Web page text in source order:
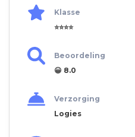
Klasse
⭐⭐⭐⭐
Beoordeling
😀 8.0
Verzorging
Logies